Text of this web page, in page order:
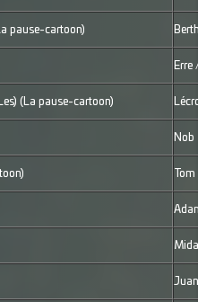
pause-cartoon)
Erre
(La pause-cartoon)
Nob
Tom